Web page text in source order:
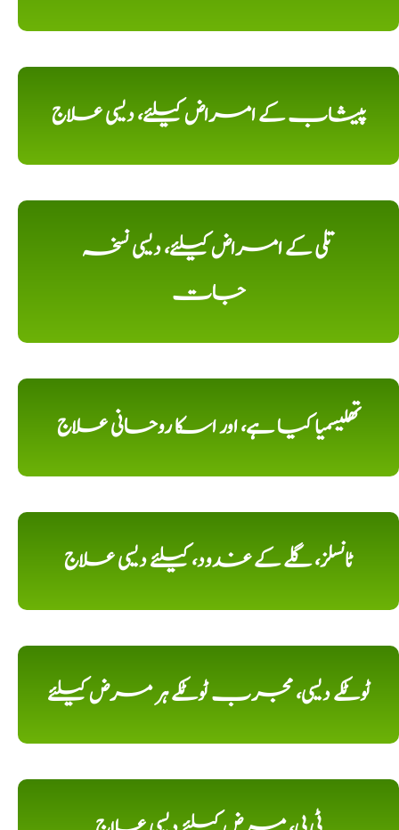
پیشاب کے امراض کیلئے، دیسی علاج
تلی کے امراض کیلئے، دیسی نسخہ
جات
تھلیسمیا کیا ہے، اور اسکا روحانی علاج
ٹانسلز، گلے کے غدود، کیلئے دیسی علاج
ٹوٹکے دیسی، مجرب ٹوٹکے ہر مرض کیلئے